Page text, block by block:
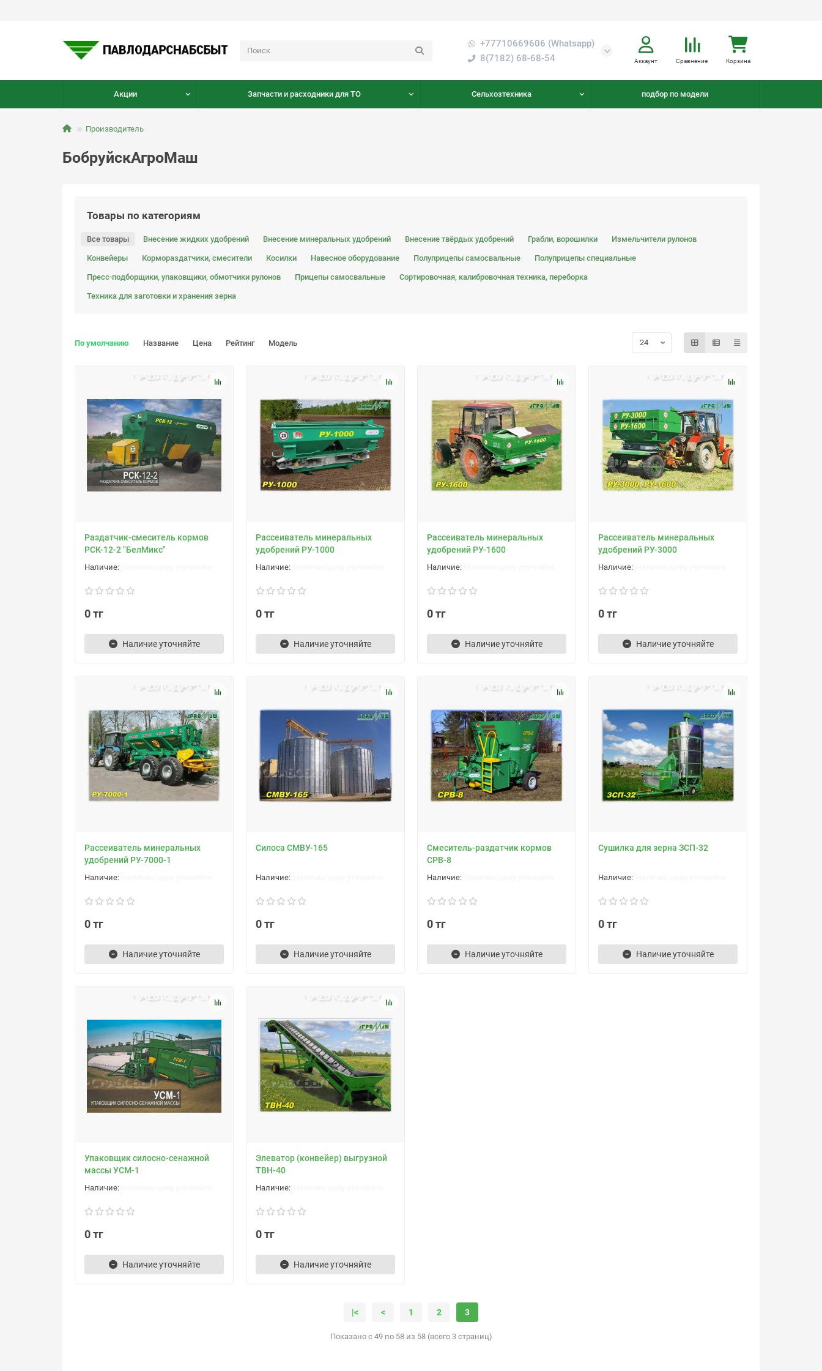
+77710669606 (Whatsapp)
8(7182) 68-68-54
Аккаунт Сравнение Корзина
Акции Запчасти и расходники для ТО Сельхозтехника подбор по модели
Производитель
БобруйскАгроМаш
Товары по категориям
Все товары Внесение жидких удобрений Внесение минеральных удобрений Внесение твёрдых удобрений Грабли, ворошилки Измельчители рулонов
Конвейеры Кормораздатчики, смесители Косилки Навесное оборудование Полуприцепы самосвальные Полуприцепы специальные
Пресс-подборщики, упаковщики, обмотчики рулонов Прицепы самосвальные Сортировочная, калибровочная техника, переборка
Техника для заготовки и хранения зерна
По умолчанию Название Цена Рейтинг Модель
Раздатчик-смеситель кормов
РСК-12-2 "БелМикс"
0 тг
Наличие уточняйте
Рассеиватель минеральных
удобрений РУ-1000
0 тг
Наличие уточняйте
Рассеиватель минеральных
удобрений РУ-1600
0 тг
Наличие уточняйте
Рассеиватель минеральных
удобрений РУ-3000
0 тг
Наличие уточняйте
Рассеиватель минеральных
удобрений РУ-7000-1
0 тг
Наличие уточняйте
Силоса СМВУ-165
0 тг
Наличие уточняйте
Смеситель-раздатчик кормов
СРВ-8
0 тг
Наличие уточняйте
Сушилка для зерна ЗСП-32
0 тг
Наличие уточняйте
Упаковщик силосно-сенажной
массы УСМ-1
0 тг
Наличие уточняйте
Элеватор (конвейер) выгрузной
ТВН-40
0 тг
Наличие уточняйте
|< < 1 2 3
Показано с 49 по 58 из 58 (всего 3 страниц)